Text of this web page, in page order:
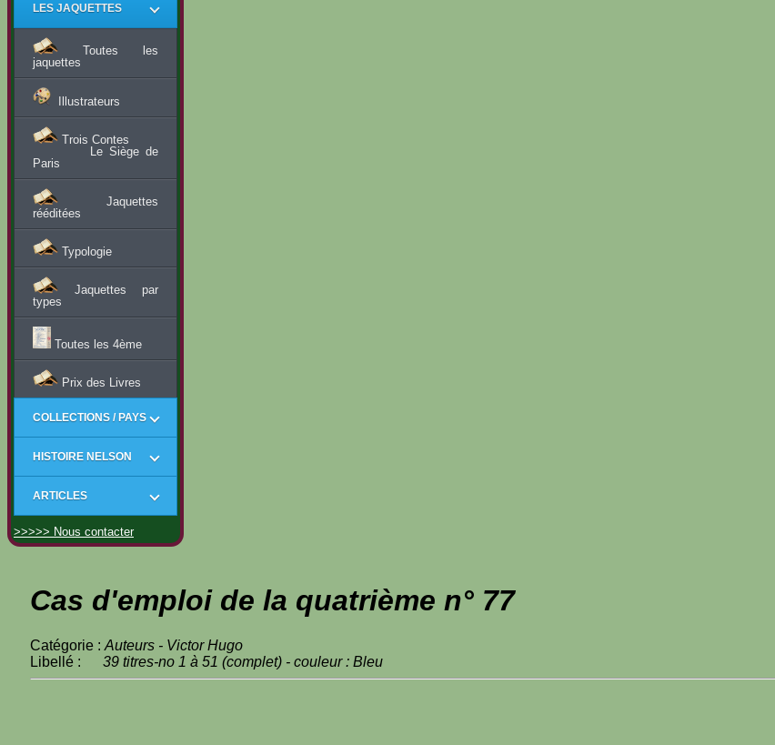
LES JAQUETTES
Toutes les
jaquettes
Illustrateurs
Trois Contes
Le Siège de
Paris
Jaquettes
rééditées
Typologie
Jaquettes par
types
Toutes les 4ème
Prix des Livres
COLLECTIONS / PAYS
HISTOIRE NELSON
ARTICLES
>>>>> Nous contacter
Cas d'emploi de la quatrième n° 77
Catégorie : Auteurs - Victor Hugo
Libellé : 39 titres-no 1 à 51 (complet) - couleur : Bleu